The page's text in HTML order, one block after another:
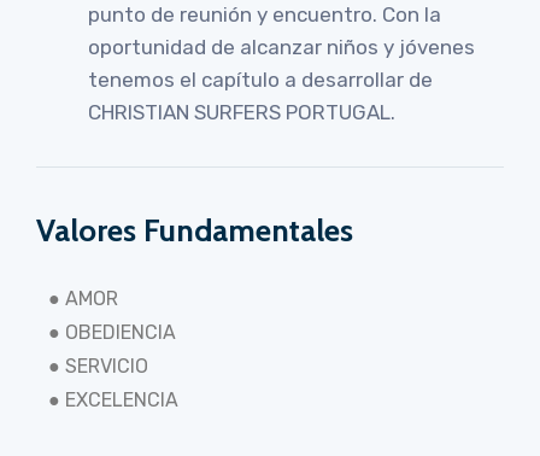
punto de reunión y encuentro. Con la
oportunidad de alcanzar niños y jóvenes
tenemos el capítulo a desarrollar de
CHRISTIAN SURFERS PORTUGAL.
Valores Fundamentales
● AMOR
● OBEDIENCIA
● SERVICIO
● EXCELENCIA